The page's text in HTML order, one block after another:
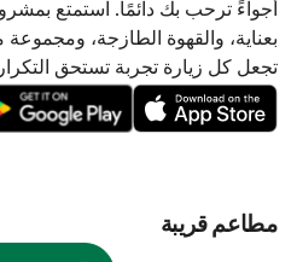
أجواءً ترحب بك دائمًا. استمتع
بعناية، والقهوة الطازجة،
تجعل كل زيارة تجربة تستحق
مطاعم قريبة